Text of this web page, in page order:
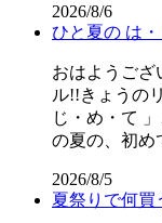
2026/8/6
ひと夏の は
おはようござ
ル!!きょうの
じ・め・て
の夏の、初
2026/8/5
夏祭りで何買